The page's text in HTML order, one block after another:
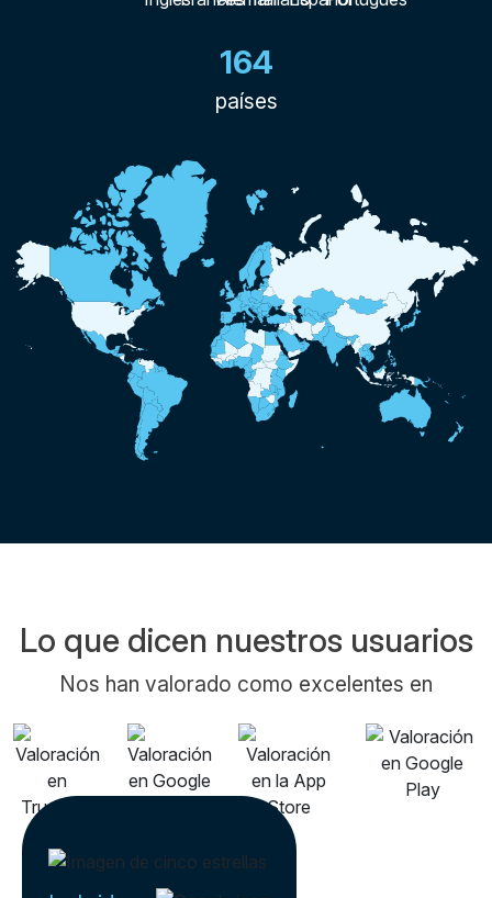
164
países
Lo que dicen nuestros usuarios
Nos han valorado como excelentes en